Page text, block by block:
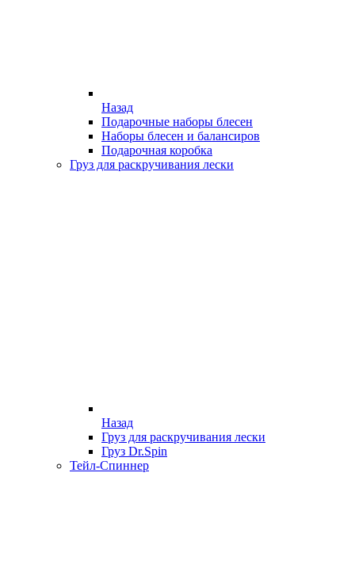
Назад
Подарочные наборы блесен
Наборы блесен и балансиров
Подарочная коробка
Груз для раскручивания лески
Назад
Груз для раскручивания лески
Груз Dr.Spin
Тейл-Спиннер